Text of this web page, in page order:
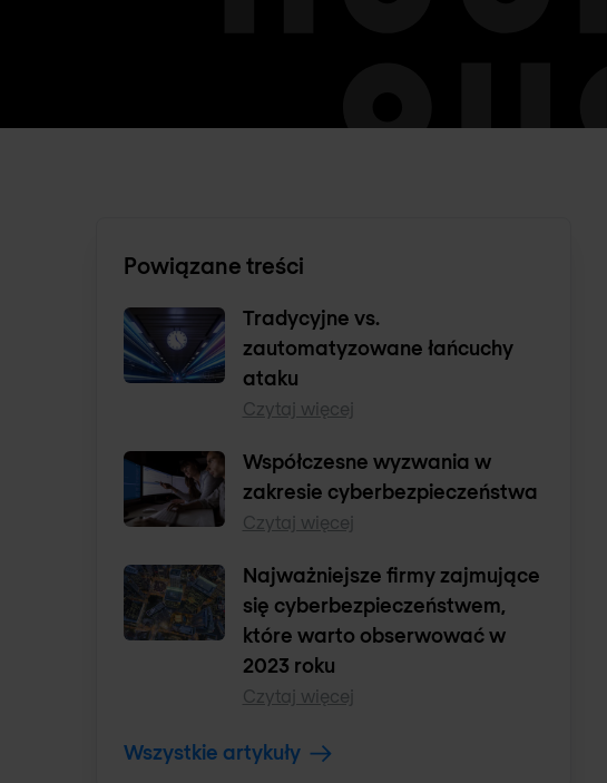
Powiązane treści
Tradycyjne vs.
zautomatyzowane łańcuchy
ataku
Czytaj więcej
Współczesne wyzwania w
zakresie cyberbezpieczeństwa
Czytaj więcej
Najważniejsze firmy zajmujące
się cyberbezpieczeństwem,
które warto obserwować w
2023 roku
Czytaj więcej
Wszystkie artykuły